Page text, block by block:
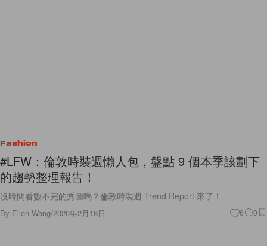
Fashion
#LFW：倫敦時裝週懶人包，盤點 9 個本季該劃下
的趨勢整理報告！
沒時間看數不完的秀圖嗎？倫敦時裝週 Trend Report 來了！
By Ellen Wang/2020年2月18日 6 0